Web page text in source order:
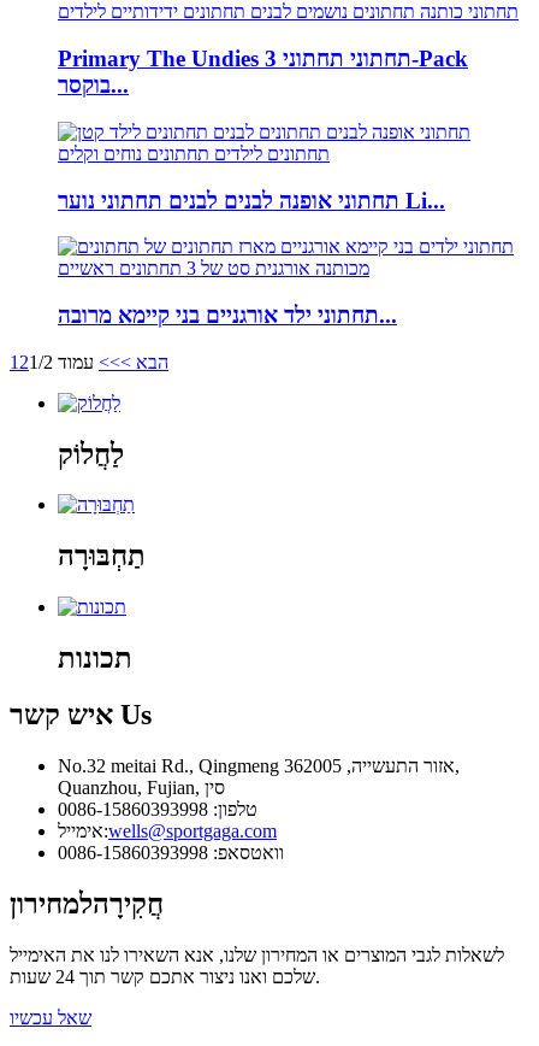
Primary The Undies תחתוני תחתוני 3-Pack
בוקסר...
תחתוני אופנה לבנים לבנים תחתוני נוער Li...
תחתוני ילד אורגניים בני קיימא מרובה...
1 2 הבא >>> עמוד 1/2
לַחֲלוֹק
תַחְבּוּרָה
תכונות
איש קשר Us
No.32 meitai Rd., Qingmeng אזור התעשייה, 362005,
Quanzhou, Fujian, סין
טלפון: 0086-15860393998
אימייל:wells@sportgaga.com
וואטסאפ: 0086-15860393998
חֲקִירָהלמחירון
לשאלות לגבי המוצרים או המחירון שלנו, אנא השאירו לנו את האימייל
שלכם ואנו ניצור אתכם קשר תוך 24 שעות.
שאל עכשיו